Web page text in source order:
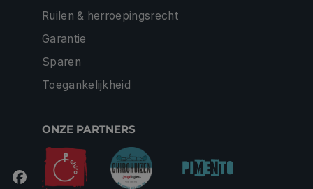
Ruilen & herroepingsrecht
Garantie
Sparen
Toegankelijkheid
ONZE PARTNERS